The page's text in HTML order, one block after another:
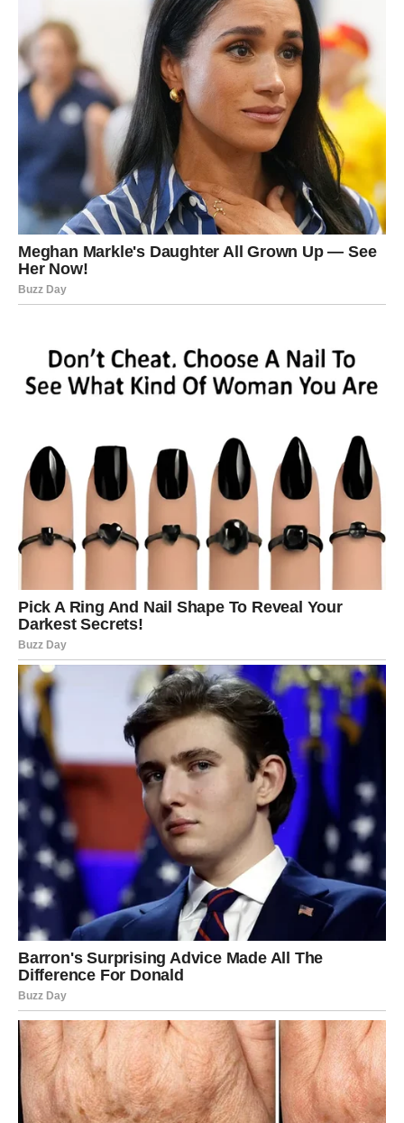
korak prema ostvarenju cilja koji vam je već dugo u
mislima.
To može biti nešto povezano sa poslom, privatnim
životom ili planom koji ste dugo odlagali.
Kada budete vidjeli prve rezultate, shvatićete da je
upravo sada pravo vrijeme da vjerujete sebi više nego
ikada.
Završna poruka zvijezda za Ovna
Pred vama je vikend koji donosi energiju uspjeha, ljubavi
pravca iz kojeg ih niste očekivali, zbog čega će vas mnogi
događaji iskreno iznenaditi.
poznanstva i ne odbijajte razgovore koji vam na prvi
pogled djeluju beznačajno. Upravo u njima kriju se prilike
koje mogu promijeniti mnogo toga u vašem životu.
Zvijezde jasno pokazuju da ćete ovaj vikend pamtiti po
osmijesima, lijepim vijestima i osjećaju da vam život
novac i sreća sada kucaju na vaša vrata – potrebno je
samo da ih dočekate otvorenog srca.